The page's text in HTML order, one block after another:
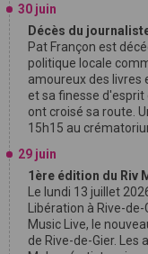
30 juin
Décès du
Pat Françon est
politique locale
amoureux des livres
et sa finesse
ont croisé sa route.
15h15 au
29 juin
1ère édition du Riv
Le lundi 13 juillet
Libération à Rive-
Music Live, le
de Rive-de-Gier. Les